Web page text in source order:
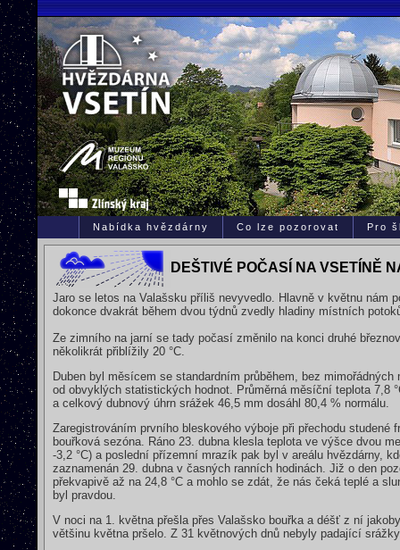
Nabídka hvězdárny Co lze pozorovat Pro
DEŠTIVÉ POČASÍ NA VSETÍNĚ
Jaro se letos na Valašsku příliš nevyvedlo. Hlavně v květnu
dokonce dvakrát během dvou týdnů zvedly hladiny místních
Ze zimního na jarní se tady počasí změnilo na konci druhé
několikrát přiblížily 20 °C.
Duben byl měsícem se standardním průběhem, bez
od obvyklých statistických hodnot. Průměrná měsíční teplota 7,8
a celkový dubnový úhrn srážek 46,5 mm dosáhl 80,4 % normálu.
Zaregistrováním prvního bleskového výboje při přechodu
bouřková sezóna. Ráno 23. dubna klesla teplota ve výšce dvou
-3,2 °C) a poslední přízemní mrazík pak byl v areálu hvězdárny,
zaznamenán 29. dubna v časných ranních hodinách. Již o den
překvapivě až na 24,8 °C a mohlo se zdát, že nás čeká teplé a
byl pravdou.
V noci na 1. května přešla přes Valašsko bouřka a déšť z ní
většinu května pršelo. Z 31 květnových dnů nebyly padající